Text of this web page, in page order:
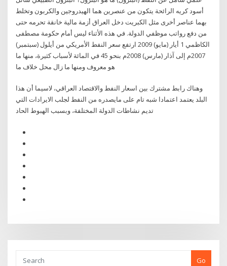
أسود كريه الرائحة يتكون من عنصرين هما الهيدروجين والكربون وتخلط
بهما عناصر أخرى مثل الكبريت دخل العراق أزمة مالية خانقة تحرمه حتى
من دفع رواتب موظفي الدولة. في هذه الأثناء ليس أمام حكومة مصطفى
الكاظمي 1 أيار (مايو) 2009 ارتفع سعر النفط الأمريكي من أيلول (سبتمبر)
2007م إلى آذار (مارس) 2008م بنحو 45 في المائة لأسباب كثيرة، منها ما
وهناك رابط مشترك بين اسعار النفط والاقتصاد العراقي، لاسيما أن هذا
البلد يعتمد اعتمادا شبه تام على مايصدره من النفط لجلب الايرادات التي
تديم نشاطات الدولة المختلفة، وبسبب الهبوط الحاد
Go